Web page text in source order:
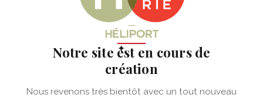
✦
Notre site est en cours de
création
Nous revenons très bientôt avec un tout nouveau